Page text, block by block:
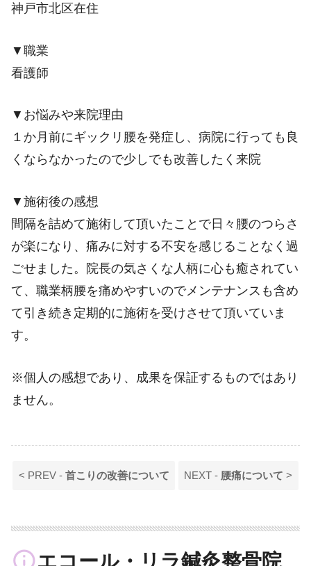
神戸市北区在住
▼職業
看護師
▼お悩みや来院理由
１か月前にギックリ腰を発症し、病院に行っても良
くならなかったので少しでも改善したく来院
▼施術後の感想
間隔を詰めて施術して頂いたことで日々腰のつらさ
が楽になり、痛みに対する不安を感じることなく過
ごせました。院長の気さくな人柄に心も癒されてい
て、職業柄腰を痛めやすいのでメンテナンスも含め
て引き続き定期的に施術を受けさせて頂いていま
す。
※個人の感想であり、成果を保証するものではあり
ません。
< PREV - 首こりの改善について NEXT - 腰痛について >
info_outlineエコール・リラ鍼灸整骨院